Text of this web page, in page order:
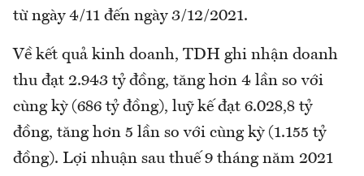
từ ngày 4/11 đến ngày 3/12/2021.
Về kết quả kinh doanh, TDH ghi nhận doanh
thu đạt 2.943 tỷ đồng, tăng hơn 4 lần so với
cùng kỳ (686 tỷ đồng), luỹ kế đạt 6.028,8 tỷ
đồng, tăng hơn 5 lần so với cùng kỳ (1.155 tỷ
đồng). Lợi nhuận sau thuế 9 tháng năm 2021